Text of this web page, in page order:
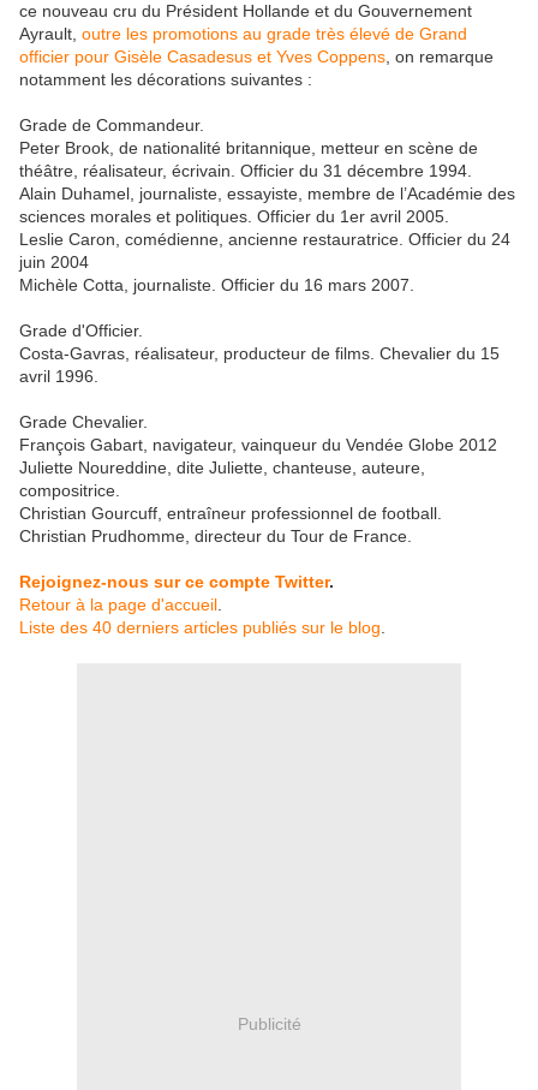
ce nouveau cru du Président Hollande et du Gouvernement
Ayrault, outre les promotions au grade très élevé de Grand
officier pour Gisèle Casadesus et Yves Coppens , on remarque
notamment les décorations suivantes :
Grade de Commandeur.
Peter Brook, de nationalité britannique, metteur en scène de
théâtre, réalisateur, écrivain. Officier du 31 décembre 1994.
Alain Duhamel, journaliste, essayiste, membre de l’Académie des
sciences morales et politiques. Officier du 1er avril 2005.
Leslie Caron, comédienne, ancienne restauratrice. Officier du 24
juin 2004
Michèle Cotta, journaliste. Officier du 16 mars 2007.
Grade d'Officier.
Costa-Gavras, réalisateur, producteur de films. Chevalier du 15
avril 1996.
Grade Chevalier.
François Gabart, navigateur, vainqueur du Vendée Globe 2012
Juliette Noureddine, dite Juliette, chanteuse, auteure,
compositrice.
Christian Gourcuff, entraîneur professionnel de football.
Christian Prudhomme, directeur du Tour de France.
Rejoignez-nous sur ce compte Twitter.
Retour à la page d'accueil
Liste des 40 derniers articles publiés sur le blog
Publicité